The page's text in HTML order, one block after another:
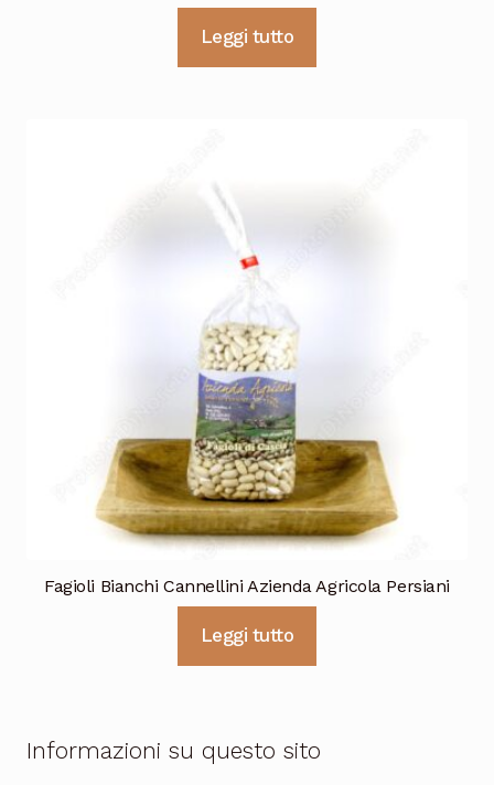
Leggi tutto
Fagioli Bianchi Cannellini Azienda Agricola Persiani
Leggi tutto
Informazioni su questo sito